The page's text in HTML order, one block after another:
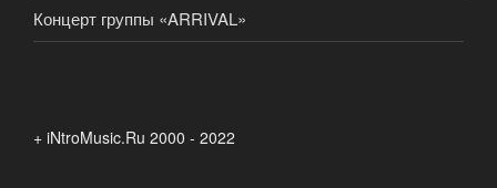
Концерт группы «ARRIVAL»
+ iNtroMusic.Ru 2000 - 2022